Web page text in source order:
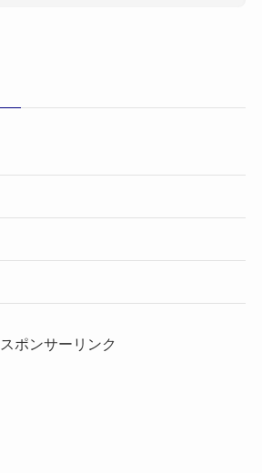
スポンサーリンク